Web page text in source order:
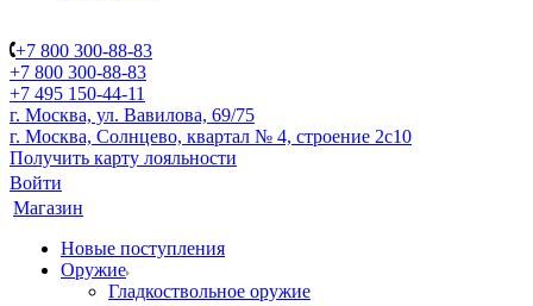
+7 800 300-88-83
+7 800 300-88-83
+7 495 150-44-11
г. Москва, ул. Вавилова, 69/75
г. Москва, Солнцево, квартал № 4, строение 2с10
Получить карту лояльности
Войти
Магазин
Новые поступления
Оружие
Гладкоствольное оружие